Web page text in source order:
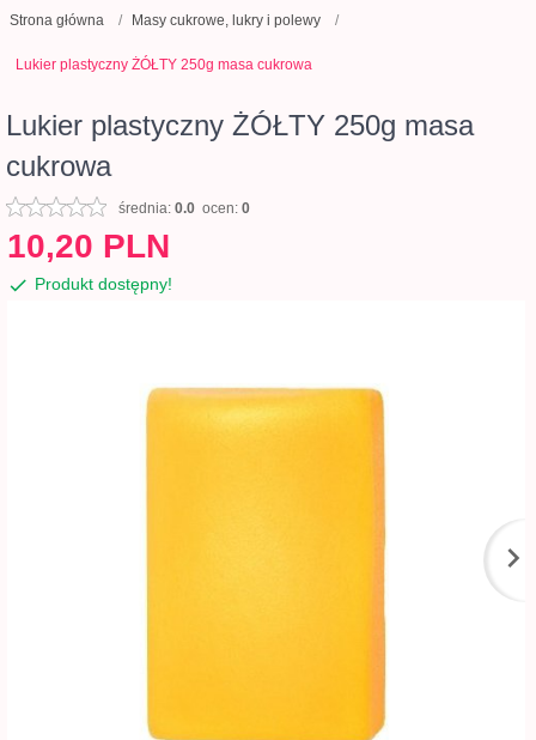
Strona główna Masy cukrowe, lukry i polewy
Lukier plastyczny ŻÓŁTY 250g masa cukrowa
Lukier plastyczny ŻÓŁTY 250g masa
cukrowa
średnia: 0.0 ocen: 0
10,20 PLN
Produkt dostępny!